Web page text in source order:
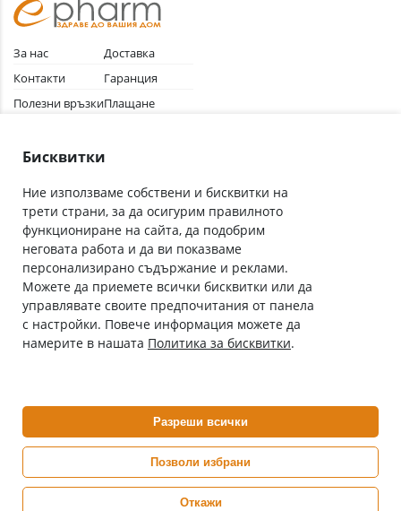
За нас
Контакти
Полезни връзки
Общи условия
Доставка
Гаранция
Плащане
Абонирай се за нашия бюлетин
С абонамента се съгласявам сПолитиката за лични данни.
Онлайн аптека, част от аптеки „Ванчева“
ePharm е лицензирана онлайн аптека от
Изпълнителна Агенция по Лекарствата
Бисквитки
Ние използваме собствени и бисквитки на
трети страни, за да осигурим правилното
функциониране на сайта, да подобрим
неговата работа и да ви показваме
персонализирано съдържание и реклами.
Можете да приемете всички бисквитки или да
управлявате своите предпочитания от панела
с настройки. Повече информация можете да
намерите в нашата Политика за бисквитки.
Разреши всички
Позволи избрани
Откажи